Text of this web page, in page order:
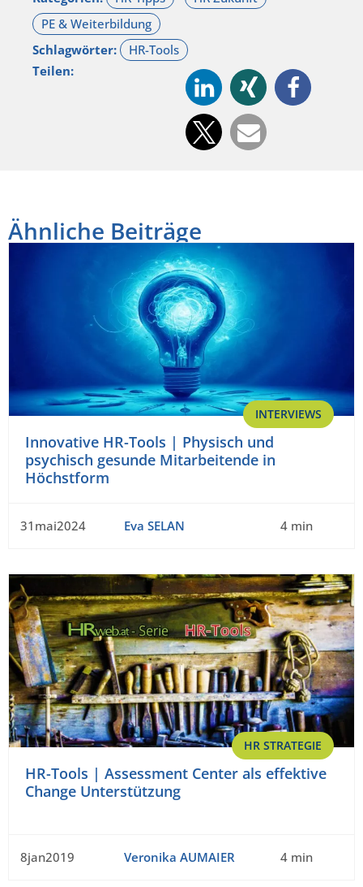
Schlagwörter:
Teilen:
Ähnliche Beiträge
INTERVIEWS
Innovative HR-Tools | Physisch und
psychisch gesunde Mitarbeitende in
Höchstform
31mai2024 Eva SELAN 4 min
HR STRATEGIE
HR-Tools | Assessment Center als effektive
Change Unterstützung
8jan2019 Veronika AUMAIER 4 min